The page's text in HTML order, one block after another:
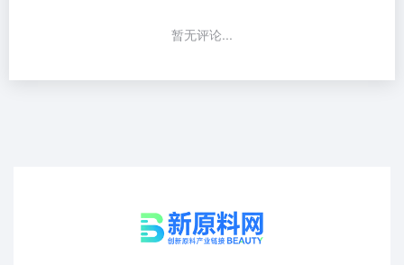
暂无评论...